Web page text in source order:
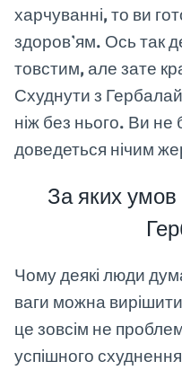
харчуванні, то ви
здоров’ям. Ось так
товстим, але зате
Схуднути з
ніж без нього. Ви не
доведеться нічим
За яких
Чому деякі люди
ваги можна
це зовсім не
успішного